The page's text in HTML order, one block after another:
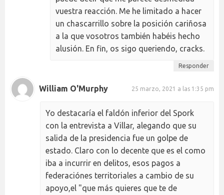
vuestra reacción. Me he limitado a hacer
un chascarrillo sobre la posición cariñosa
a la que vosotros también habéis hecho
alusión. En fin, os sigo queriendo, cracks.
Responder
William O'Murphy 25 marzo, 2021 a las 1:35 pm
Yo destacaría el faldón inferior del Spork
con la entrevista a Villar, alegando que su
salida de la presidencia fue un golpe de
estado. Claro con lo decente que es el como
iba a incurrir en delitos, esos pagos a
federaciónes territoriales a cambio de su
apoyo,el "que más quieres que te de